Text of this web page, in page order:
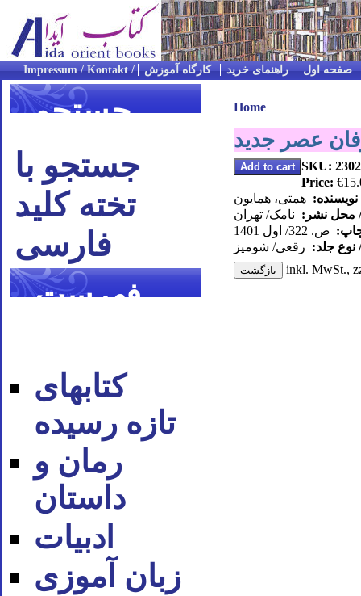
صفحه اول راهنمای خرید کارگاه آموزش
جستجو
جستجو با
تخته کلید
فارسی
فهرست
کتابهای
تازه رسیده
رمان و
داستان
ادبیات
زبان آموزی
Home
عصر جدید
SKU:
Price:
نویسنده: همتی، همایون
محل نشر: نامک/ تهران
ص. 322/ اول 1401
جلد: رقعی/ شومیز
inkl. MwSt.,